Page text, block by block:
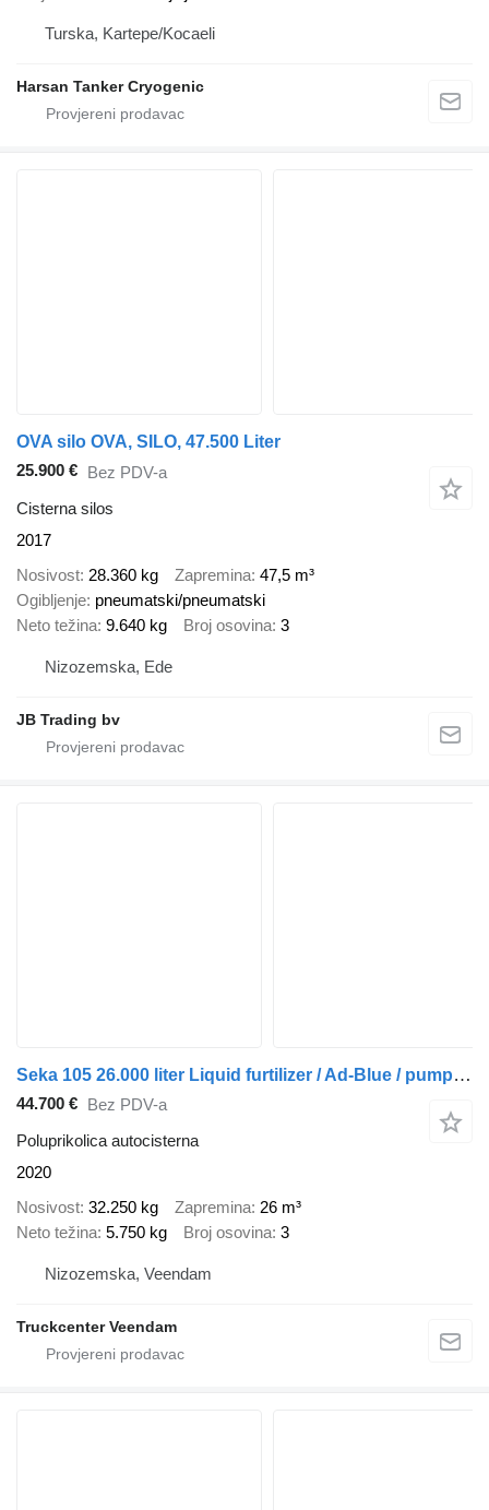
Turska, Kartepe/Kocaeli
Harsan Tanker Cryogenic
OVA silo OVA, SILO, 47.500 Liter
25.900 € Bez PDV-a
Cisterna silos
2017
Nosivost 28.360 kg Zapremina 47,5 m³
Ogibljenje pneumatski/pneumatski
Neto težina 9.640 kg Broj osovina 3
Nizozemska, Ede
JB Trading bv
Seka 105 26.000 liter Liquid furtilizer / Ad-Blue / pump / APK nieuw
44.700 € Bez PDV-a
Poluprikolica autocisterna
2020
Nosivost 32.250 kg Zapremina 26 m³
Neto težina 5.750 kg Broj osovina 3
Nizozemska, Veendam
Truckcenter Veendam